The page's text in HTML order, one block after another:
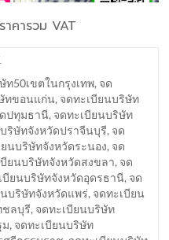
คารวม VAT
ท50เขตในกรุงเทพ, จด
ทขอนแก่น, จดทะเบียนบริษัท
ปทุมธานี, จดทะเบียนบริษัท
ริษัทจังหวัดปราจีนบุรี, จด
นบริษัทจังหวัดระนอง, จด
บียนบริษัทจังหวัดสงขลา, จด
บียนบริษัทจังหวัดอุดรธานี, จด
บริษัทจังหวัดแพร่, จดทะเบียน
ชลบุรี, จดทะเบียนบริษัท
, จดทะเบียนบริษัท